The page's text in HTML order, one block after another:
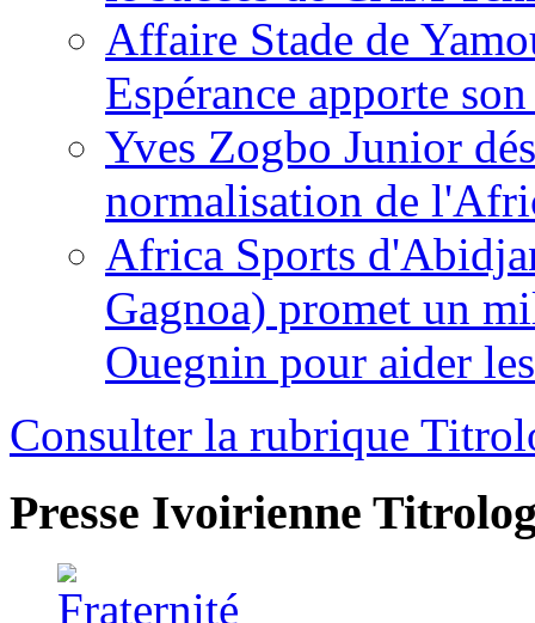
Affaire Stade de
Espérance apporte
Yves Zogbo Junior
normalisation de
Africa Sports
Gagnoa) promet un
Ouegnin pour aider
Consulter la rubrique
Presse Ivoirienne